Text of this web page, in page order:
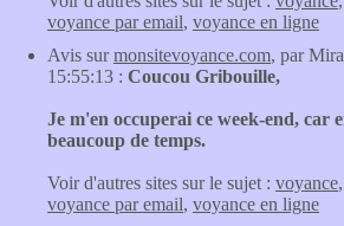
voyance par email, voyance en ligne
Avis surmonsitevoyance.com, par
15:55:13 : Coucou Gribouille,
Je m'en occuperai ce week-end, car
beaucoup de temps.
Voir d'autres sites sur le sujet : voyance,
voyance par email, voyance en ligne